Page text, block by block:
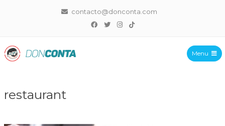
contacto@donconta.com
Menu
restaurant